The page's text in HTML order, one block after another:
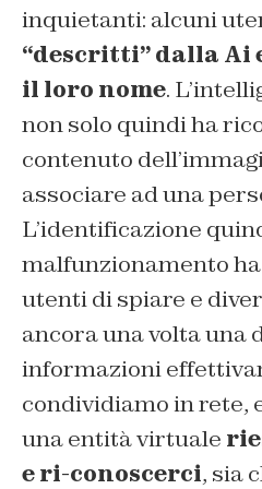
inquietanti: alcuni
“descritti” dalla Ai
il loro nome.
non solo quindi ha
contenuto
associare ad una
L’identificazione
malfunzionamento
utenti di spiare e
ancora una volta una
informazioni
condividiamo in rete,
una entità virtuale
e ri-conoscerci, sia